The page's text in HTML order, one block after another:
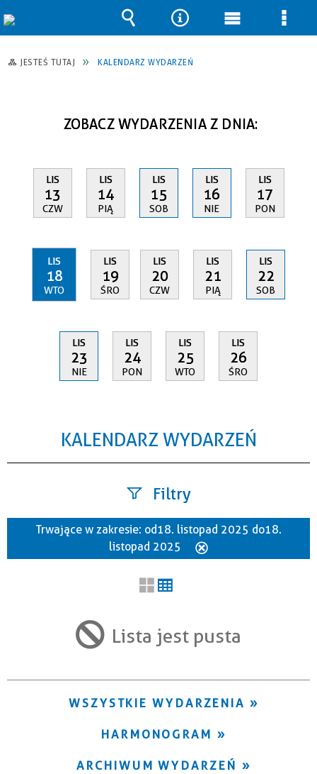
JESTEŚ TUTAJ KALENDARZ WYDARZEŃ
ZOBACZ WYDARZENIA Z DNIA:
LIS
13
CZW
LIS
14
PIĄ
LIS
15
SOB
LIS
16
NIE
LIS
17
PON
LIS
18
WTO
LIS
19
ŚRO
LIS
20
CZW
LIS
21
PIĄ
LIS
22
SOB
LIS
23
NIE
LIS
24
PON
LIS
25
WTO
LIS
26
ŚRO
KALENDARZ WYDARZEŃ
Filtry
Szukana fraza
Trwające w zakresie
Trwające w zakresie: od 18. listopad 2025 do 18.
listopad 2025
Lista jest pusta
WSZYSTKIE WYDARZENIA
HARMONOGRAM
ARCHIWUM WYDARZEŃ
Wyszukiwarka
Narzędzia
Menu Menu